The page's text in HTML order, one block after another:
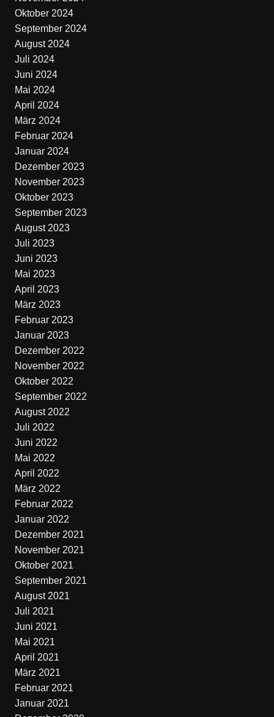
Oktober 2024
September 2024
August 2024
Juli 2024
Juni 2024
Mai 2024
April 2024
März 2024
Februar 2024
Januar 2024
Dezember 2023
November 2023
Oktober 2023
September 2023
August 2023
Juli 2023
Juni 2023
Mai 2023
April 2023
März 2023
Februar 2023
Januar 2023
Dezember 2022
November 2022
Oktober 2022
September 2022
August 2022
Juli 2022
Juni 2022
Mai 2022
April 2022
März 2022
Februar 2022
Januar 2022
Dezember 2021
November 2021
Oktober 2021
September 2021
August 2021
Juli 2021
Juni 2021
Mai 2021
April 2021
März 2021
Februar 2021
Januar 2021